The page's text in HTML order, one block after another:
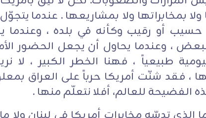
بمخابراتها ولا بمشاريعها . عندما
أو رقيب وكأنه في بلده ، وعندما
للبعض ، وعندما يحاول أن يجعل الحضور
طبيعياً ، فهنا الخطر الكبير ، لا
، فقد شنّت أمريكا حرباً على العراق
الفضيحة للعالم، أفلا نتعلّم منها .